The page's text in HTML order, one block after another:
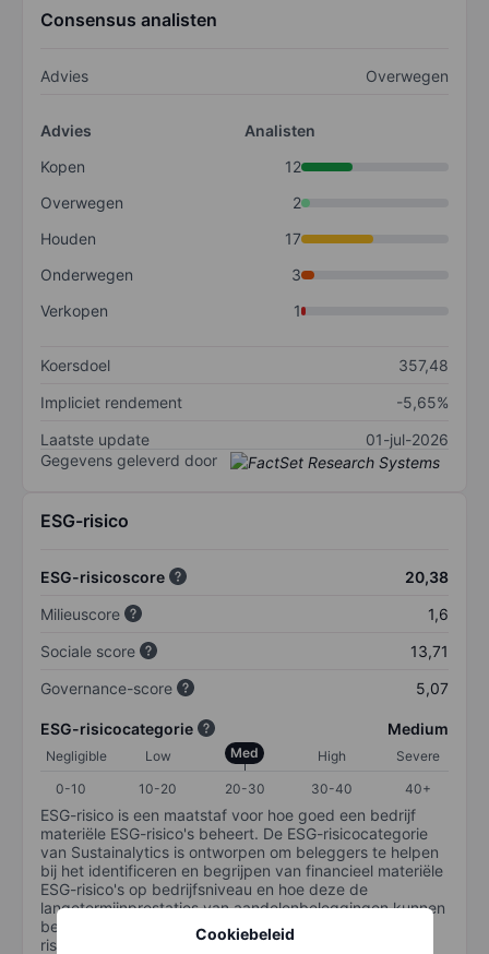
Cookiebeleid
Consensus analisten
Advies Overwegen
Advies
Analisten
Kopen
12
Overwegen
2
Houden
17
Onderwegen
3
Verkopen
1
Koersdoel
357,48
Impliciet rendement
-5,65%
Laatste update
01-jul-2026
Gegevens geleverd door
ESG-risico
ESG-risicoscore
20,38
Milieuscore
1,6
Sociale score
13,71
Governance-score
5,07
ESG-risicocategorie Medium
Negligible Low Med High
Severe
0-10
10-20 20-30 30-40 40+
ESG-risico is een maatstaf voor hoe goed een bedrijf
materiële ESG-risico's beheert. De ESG-risicocategorie
van Sustainalytics is ontworpen om beleggers te helpen
bij het identificeren en begrijpen van financieel materiële
ESG-risico's op bedrijfsniveau en hoe deze de
langetermijnprestaties van aandelenbeleggingen kunnen
beïnvloeden. De schaal loopt van 0-100. Hoe lager het
risico, hoe beter (0 staat voor geen risico en 100 voor